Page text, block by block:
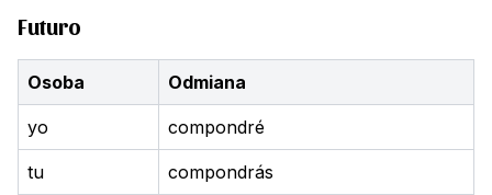
Futuro
Osoba Odmiana
yo compondré
tu compondrás